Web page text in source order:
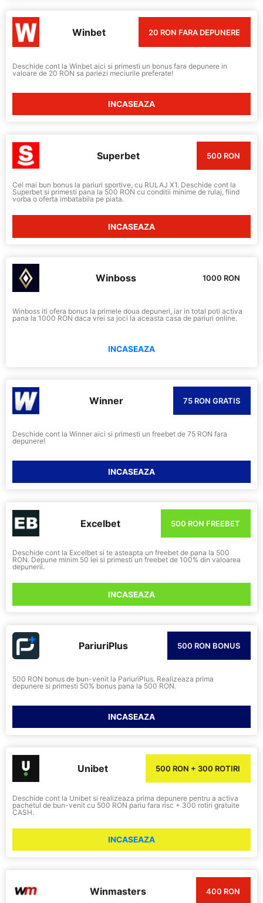
Winbet 20 RON FARA DEPUNERE
Deschide cont la Winbet aici si primesti un bonus fara depunere in
valoare de 20 RON sa pariezi meciurile preferate!
INCASEAZA
Superbet 500 RON
Cel mai bun bonus la pariuri sportive, cu RULAJ X1. Deschide cont la
Superbet si primesti pana la 500 RON cu conditii minime de rulaj, fiind
vorba o oferta imbatabila pe piata.
INCASEAZA
Winboss 1000 RON
Winboss iti ofera bonus la primele doua depuneri, iar in total poti activa
pana la 1000 RON daca vrei sa joci la aceasta casa de pariuri online.
INCASEAZA
Winner 75 RON GRATIS
Deschide cont la Winner aici si primesti un freebet de 75 RON fara
depunere!
INCASEAZA
Excelbet 500 RON FREEBET
Deschide cont la Excelbet si te asteapta un freebet de pana la 500
RON. Depune minim 50 lei si primesti un freebet de 100% din valoarea
depunerii.
INCASEAZA
PariuriPlus 500 RON BONUS
500 RON bonus de bun-venit la PariuriPlus. Realizeaza prima
depunere si primesti 50% bonus pana la 500 RON.
INCASEAZA
Unibet 500 RON + 300 ROTIRI
Deschide cont la Unibet si realizeaza prima depunere pentru a activa
pachetul de bun-venit cu 500 RON pariu fara risc + 300 rotiri gratuite
CASH.
INCASEAZA
Winmasters 400 RON